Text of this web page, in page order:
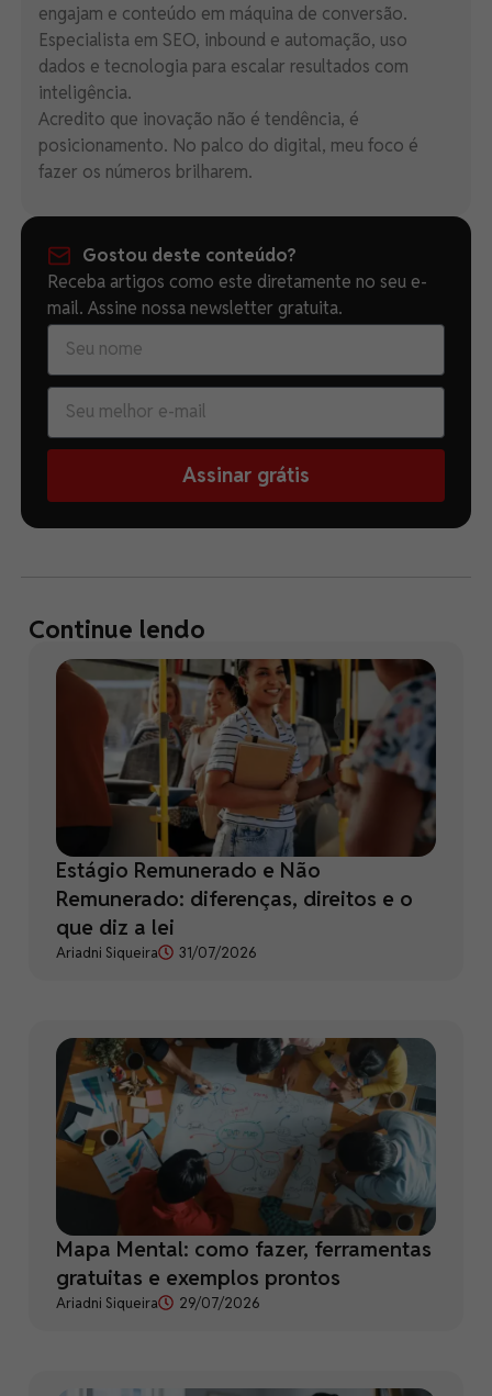
engajam e conteúdo em máquina de conversão.
Especialista em SEO, inbound e automação, uso
dados e tecnologia para escalar resultados com
inteligência.
Acredito que inovação não é tendência, é
posicionamento. No palco do digital, meu foco é
fazer os números brilharem.
Gostou deste conteúdo?
Receba artigos como este diretamente no seu e-
mail. Assine nossa newsletter gratuita.
Assinar grátis
Continue lendo
Estágio Remunerado e Não
Remunerado: diferenças, direitos e o
que diz a lei
Ariadni Siqueira 31/07/2026
Mapa Mental: como fazer, ferramentas
gratuitas e exemplos prontos
Ariadni Siqueira 29/07/2026